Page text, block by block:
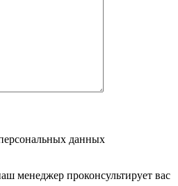
данных
менеджер проконсультирует вас